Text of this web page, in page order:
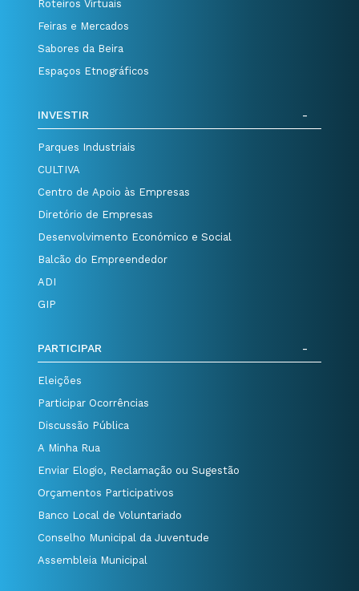
Roteiros Virtuais
Feiras e Mercados
Sabores da Beira
Espaços Etnográficos
INVESTIR
Parques Industriais
CULTIVA
Centro de Apoio às Empresas
Diretório de Empresas
Desenvolvimento Económico e Social
Balcão do Empreendedor
ADI
GIP
PARTICIPAR
Eleições
Participar Ocorrências
Discussão Pública
A Minha Rua
Enviar Elogio, Reclamação ou Sugestão
Orçamentos Participativos
Banco Local de Voluntariado
Conselho Municipal da Juventude
Assembleia Municipal